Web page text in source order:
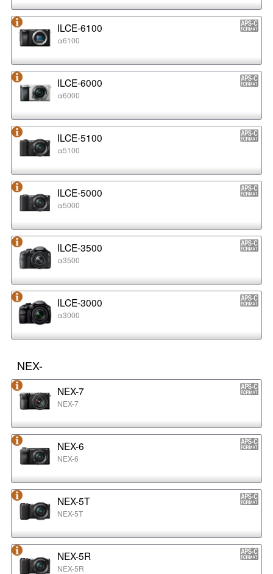
ILCE-6100
α6100
ILCE-6000
α6000
ILCE-5100
α5100
ILCE-5000
α5000
ILCE-3500
α3500
ILCE-3000
α3000
NEX-
NEX-7
NEX-7
NEX-6
NEX-6
NEX-5T
NEX-5T
NEX-5R
NEX-5R